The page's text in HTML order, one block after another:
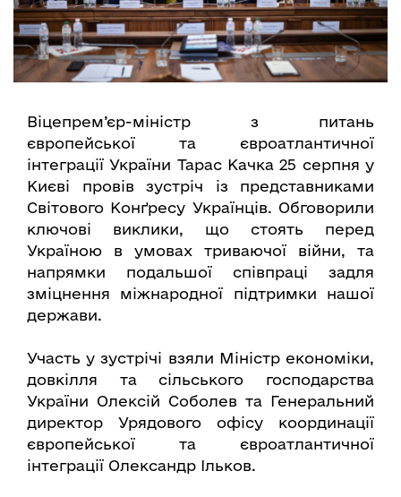
Віцепрем’єр-міністр з питань
європейської та євроатлантичної
інтеграції України Тарас Качка 25 серпня у
Києві провів зустріч із представниками
Світового Конґресу Українців. Обговорили
ключові виклики, що стоять перед
Україною в умовах триваючої війни, та
напрямки подальшої співпраці задля
зміцнення міжнародної підтримки нашої
держави.
Участь у зустрічі взяли Міністр економіки,
довкілля та сільського господарства
України Олексій Соболев та Генеральний
директор Урядового офісу координації
європейської та євроатлантичної
інтеграції Олександр Ільков.